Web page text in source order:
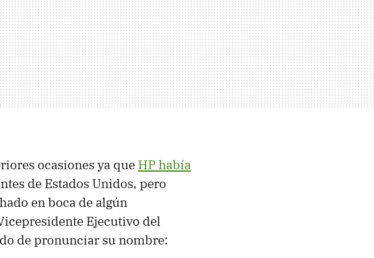
ocasiones ya que HP había
de Estados Unidos, pero
en boca de algún
Ejecutivo del
de pronunciar su nombre: